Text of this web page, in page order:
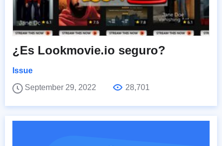
¿Es Lookmovie.io seguro?
Issue
September 29, 2022
28,701